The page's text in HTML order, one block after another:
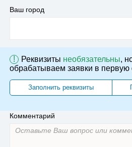
Ваш город
! Реквизиты необязательны,
обрабатываем заявки в первую
Заполнить реквизиты
Комментарий